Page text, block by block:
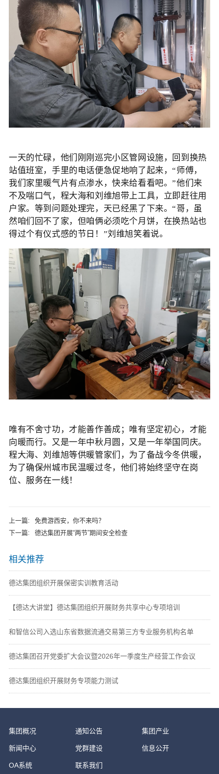
一天的忙碌，他们刚刚巡完小区管网设施，回到换热
站值班室，手里的电话便急促地响了起来，“师傅，
我们家里暖气片有点渗水，快来给看看吧。”他们来
不及喘口气，程大海和刘维旭带上工具，立即赶往用
户家。等到问题处理完，天已经黑了下来。“哥，虽
然咱们回不了家，但咱俩必须吃个月饼，在换热站也
得过个有仪式感的节日！”刘维旭笑着说。
唯有不舍寸功，才能善作善成；唯有坚定初心，才能
向暖而行。又是一年中秋月圆，又是一年举国同庆。
程大海、刘维旭等供暖管家们，为了备战今冬供暖，
为了确保州城市民温暖过冬，他们将始终坚守在岗
位、服务在一线！
上一篇:
免费游西安，你不来吗？
下一篇:
德达集团开展“两节”期间安全检查
相关推荐
德达集团组织开展保密实训教育活动
【德达大讲堂】德达集团组织开展财务共享中心专项培训
和智信公司入选山东省数据流通交易第三方专业服务机构名单
德达集团召开党委扩大会议暨2026年一季度生产经营工作会议
德达集团组织开展财务专项能力测试
集团概况 通知公告 集团产业
新闻中心 党群建设 信息公开
OA系统 联系我们